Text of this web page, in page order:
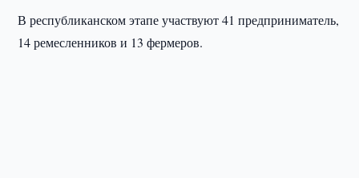
В республиканском этапе участвуют 41 предприниматель,
14 ремесленников и 13 фермеров.